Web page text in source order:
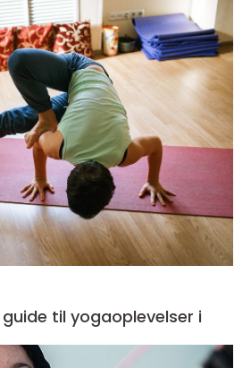
guide til yogaoplevelser i